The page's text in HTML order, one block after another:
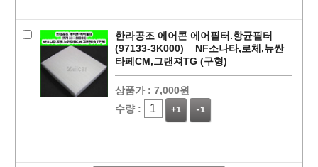
페이코 라이
구매
한라공조 에어콘 에어필터.항균필터
(97133-3K000) _ NF소나타,로체,뉴싼
타페CM,그랜져TG (구형)
상품가 : 7,000원
수량 :
+1 -1